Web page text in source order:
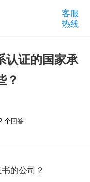
客服
热线
认证的国家承
？
2 个回答
的公司？